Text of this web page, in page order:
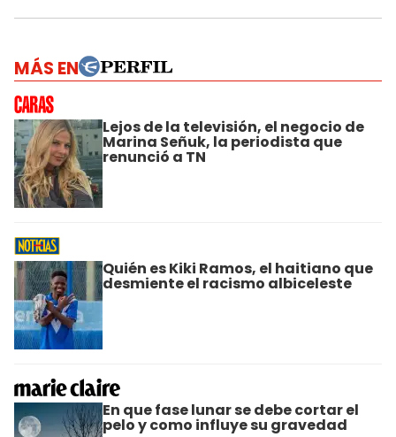
MÁS EN
Lejos de la televisión, el negocio de
Marina Señuk, la periodista que
renunció a TN
Quién es Kiki Ramos, el haitiano que
desmiente el racismo albiceleste
En que fase lunar se debe cortar el
pelo y como influye su gravedad